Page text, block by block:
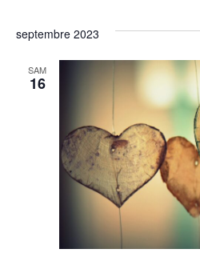
septembre 2023
SAM
16